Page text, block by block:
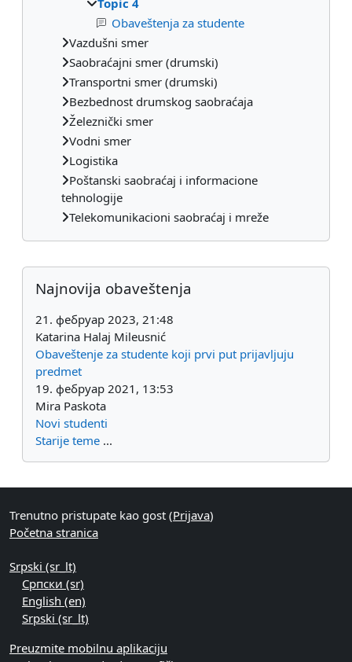
Obaveštenja za studente
Vazdušni smer
Saobraćajni smer (drumski)
Transportni smer (drumski)
Bezbednost drumskog saobraćaja
Železnički smer
Vodni smer
Logistika
Poštanski saobraćaj i informacione
tehnologije
Telekomunikacioni saobraćaj i mreže
Dodatni blokovi
Preskoči Najnovija obaveštenja
Najnovija obaveštenja
21. фебруар 2023, 21:48
Katarina Halaj Mileusnić
Obaveštenje za studente koji prvi put prijavljuju
predmet
19. фебруар 2021, 13:53
Mira Paskota
Novi studenti
Starije teme ...
Trenutno pristupate kao gost (Prijava)
Početna stranica
Srpski ‎(sr_lt)‎
Српски ‎(sr)‎
English ‎(en)‎
Srpski ‎(sr_lt)‎
Preuzmite mobilnu aplikaciju